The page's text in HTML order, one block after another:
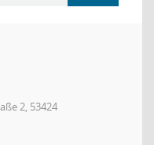
2, 53424